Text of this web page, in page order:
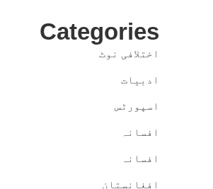
Categories
اختلافی نوٹ
ادبیات
اسپورٹس
افسانہ
افسانہ
افغانستان